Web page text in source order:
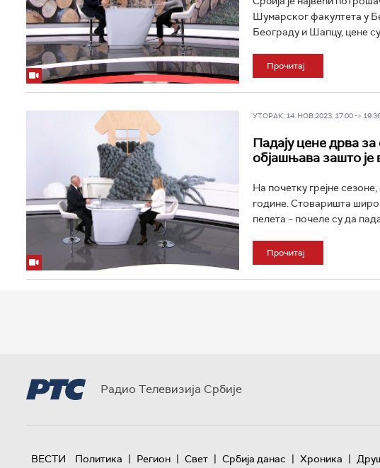
Шумарског факултета у
Београду и Шапцу, цене
Прочитај
УТОРАК, 14. НОВ 2023, 17:00 ->
Падају цене дрва
објашњава зашто
На почетку грејне
године. Стоваришта
пелета – почеле су да
Прочитај
Радио Телевизија Србије
ВЕСТИ Политика | Регион | Свет | Србија данас | Хроника |